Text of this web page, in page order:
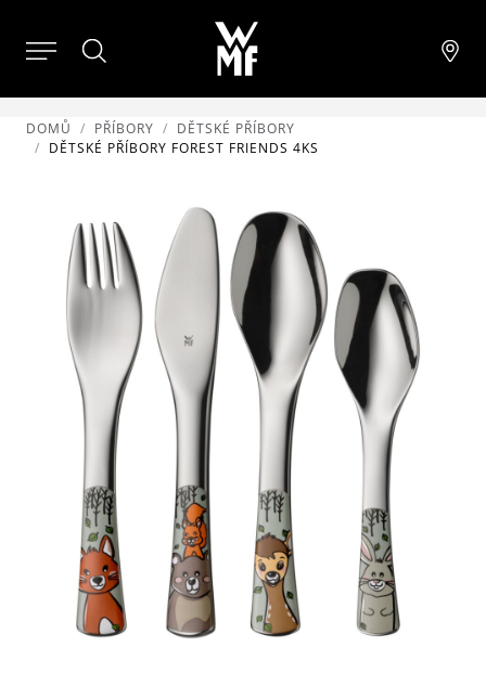
DOMŮ PŘÍBORY
DĚTSKÉ PŘÍBORY
DĚTSKÉ PŘÍBORY FOREST FRIENDS 4KS